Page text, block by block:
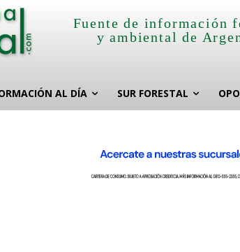
Fuente de información
y ambiental de
AL DÍA SUR FORESTAL